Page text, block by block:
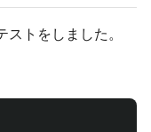
トをしました。